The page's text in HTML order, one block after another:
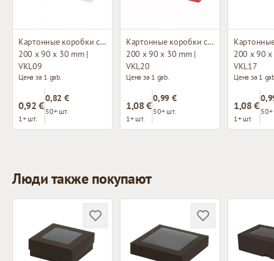
Картонные коробки с окном
200 x 90 x 30 mm |
VKL09
Цена за 1 gab.
0,92 €
1+ шт.
0,82 €
50+ шт.
Картонные коробки с окном
200 x 90 x 30 mm |
VKL20
Цена за 1 gab.
1,08 €
1+ шт.
0,99 €
50+ шт.
200 x 90
VKL17
Цена за 1
1,08 €
1+ шт.
50+
Люди также покупают